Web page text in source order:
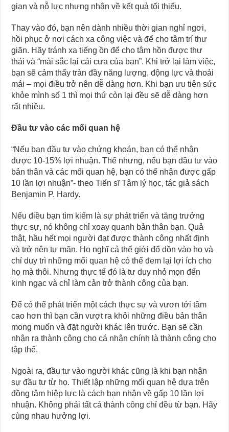
gian và nỗ lực nhưng nhận về kết quả tối thiểu.
Thay vào đó, bạn nên dành nhiều thời gian nghỉ ngơi,
hồi phục ở nơi cách xa công việc và để cho tâm trí thư
giãn. Hãy tránh xa tiếng ồn để cho tâm hồn được thư
thái và “mài sắc lại cái cưa của bạn”. Khi trở lại làm việc,
bạn sẽ cảm thấy tràn đầy năng lượng, động lực và thoải
mái – mọi điều trở nên dễ dàng hơn. Khi bạn ưu tiên sức
khỏe mình số 1 thì mọi thứ còn lại đều sẽ dễ dàng hơn
rất nhiều.
Đầu tư vào các mối quan hệ
“Nếu bạn đầu tư vào chứng khoán, bạn có thể nhận
được 10-15% lợi nhuận. Thế nhưng, nếu bạn đầu tư vào
bản thân và các mối quan hệ, bạn có thể nhận được gấp
10 lần lợi nhuận”- theo Tiến sĩ Tâm lý học, tác giả sách
Benjamin P. Hardy.
Nếu điều bạn tìm kiếm là sự phát triển và tăng trưởng
thực sự, nó không chỉ xoay quanh bản thân bạn. Quả
thật, hầu hết mọi người đạt được thành công nhất định
và trở nên tự mãn. Họ nghĩ cả thế giới đổ dồn vào họ và
chỉ duy trì những mối quan hệ có thể đem lại lợi ích cho
họ mà thôi. Nhưng thực tế đó là tư duy nhỏ mọn đến
kinh ngạc và chỉ làm cản trở thành công của bạn.
Để có thể phát triển một cách thực sự và vươn tới tầm
cao hơn thì bạn cần vượt ra khỏi những điều bản thân
mong muốn và đặt người khác lên trước. Bạn sẽ cần
nhận ra thành công cho cá nhân chính là thành công cho
tập thể.
Ngoài ra, đầu tư vào người khác cũng là khi bạn nhận
sự đầu tư từ họ. Thiết lập những mối quan hệ dựa trên
đồng tâm hiệp lực là cách bạn nhận về gấp 10 lần lợi
nhuận. Không phải tất cả thành công chỉ đều từ bạn. Hãy
cùng nhau hưởng lợi.